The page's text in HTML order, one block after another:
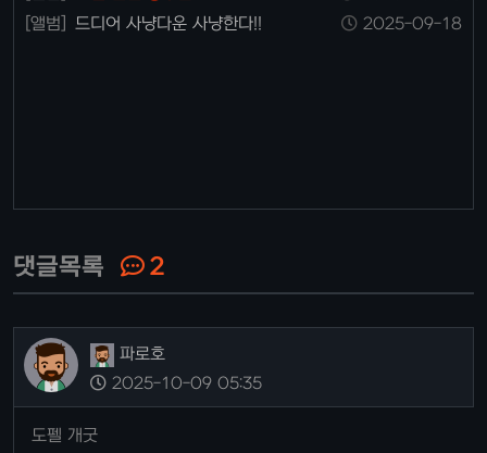
[앨범]
드디어 사냥다운 사냥한다!! 2025-09-18
댓글목록 2
파로호
2025-10-09 05:35
도펠 개굿